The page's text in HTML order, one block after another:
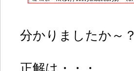
分かりましたか～？
正解は・・・